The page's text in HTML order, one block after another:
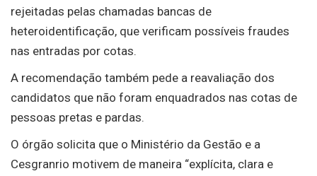
rejeitadas pelas chamadas bancas de
heteroidentificação, que verificam possíveis fraudes
nas entradas por cotas.
A recomendação também pede a reavaliação dos
candidatos que não foram enquadrados nas cotas de
pessoas pretas e pardas.
O órgão solicita que o Ministério da Gestão e a
Cesgranrio motivem de maneira “explícita, clara e